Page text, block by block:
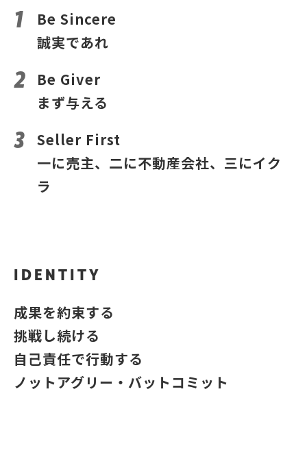
Be Sincere
誠実であれ
Be Giver
まず与える
Seller First
一に売主、二に不動産会社、三にイク
ラ
IDENTITY
成果を約束する
挑戦し続ける
自己責任で行動する
ノットアグリー・バットコミット